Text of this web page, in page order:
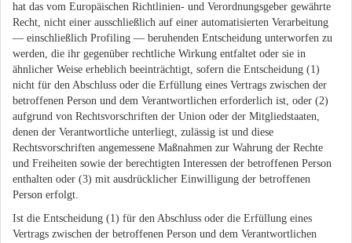
hat das vom Europäischen Richtlinien- und Verordnungsgeber gewährte
Recht, nicht einer ausschließlich auf einer automatisierten Verarbeitung
— einschließlich Profiling — beruhenden Entscheidung unterworfen zu
werden, die ihr gegenüber rechtliche Wirkung entfaltet oder sie in
ähnlicher Weise erheblich beeinträchtigt, sofern die Entscheidung (1)
nicht für den Abschluss oder die Erfüllung eines Vertrags zwischen der
betroffenen Person und dem Verantwortlichen erforderlich ist, oder (2)
aufgrund von Rechtsvorschriften der Union oder der Mitgliedstaaten,
denen der Verantwortliche unterliegt, zulässig ist und diese
Rechtsvorschriften angemessene Maßnahmen zur Wahrung der Rechte
und Freiheiten sowie der berechtigten Interessen der betroffenen Person
enthalten oder (3) mit ausdrücklicher Einwilligung der betroffenen
Person erfolgt.
Ist die Entscheidung (1) für den Abschluss oder die Erfüllung eines
Vertrags zwischen der betroffenen Person und dem Verantwortlichen